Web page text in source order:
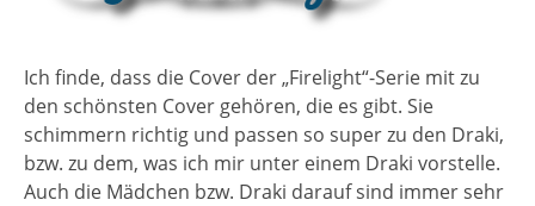
Ich finde, dass die Cover der „Firelight“-Serie mit zu
den schönsten Cover gehören, die es gibt. Sie
schimmern richtig und passen so super zu den Draki,
bzw. zu dem, was ich mir unter einem Draki vorstelle.
Auch die Mädchen bzw. Draki darauf sind immer sehr